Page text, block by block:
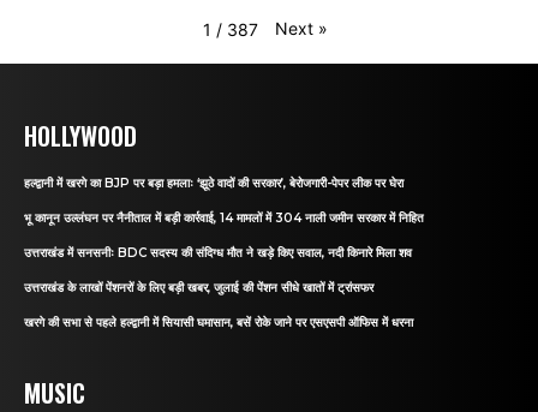
1 / 387 Next »
HOLLYWOOD
हल्द्वानी में खरगे का BJP पर बड़ा हमलाः ‘झूठे वादों की सरकार’, बेरोजगारी-पेपर लीक पर घेरा
भू कानून उल्लंघन पर नैनीताल में बड़ी कार्रवाई, 14 मामलों में 304 नाली जमीन सरकार में निहित
उत्तराखंड में सनसनीः BDC सदस्य की संदिग्ध मौत ने खड़े किए सवाल, नदी किनारे मिला शव
उत्तराखंड के लाखों पेंशनरों के लिए बड़ी खबर, जुलाई की पेंशन सीधे खातों में ट्रांसफर
खरगे की सभा से पहले हल्द्वानी में सियासी घमासान, बसें रोके जाने पर एसएसपी ऑफिस में धरना
MUSIC